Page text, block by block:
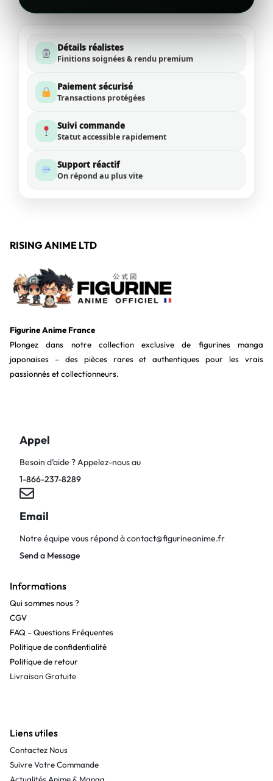
Détails réalistes
Finitions soignées & rendu premium
Paiement sécurisé
Transactions protégées
Suivi commande
Statut accessible rapidement
Support réactif
On répond au plus vite
RISING ANIME LTD
Figurine Anime France
Plongez dans notre collection exclusive de figurines manga
japonaises – des pièces rares et authentiques pour les vrais
passionnés et collectionneurs.
Appel
Besoin d’aide ? Appelez-nous au
1-866-237-8289
Email
Notre équipe vous répond àcontact@figurineanime.fr
Send a Message
Informations
Qui sommes nous ?
CGV
FAQ – Questions Fréquentes
Politique de confidentialité
Politique de retour
Livraison Gratuite
Liens utiles
Contactez Nous
Suivre Votre Commande